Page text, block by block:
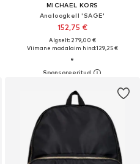
MICHAEL KORS
Analoogkell 'SAGE'
152,75 €
Algselt: 279,00 €
Viimane madalaim hind:129,25 €